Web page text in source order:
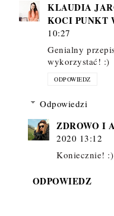
KLAUDIA
KOCI PUNKT
10:27
Genialny
wykorzystać! :)
ODPOWIEDZ
Odpowiedzi
ZDROWO I
2020 13:12
Koniecznie! :)
ODPOWIEDZ